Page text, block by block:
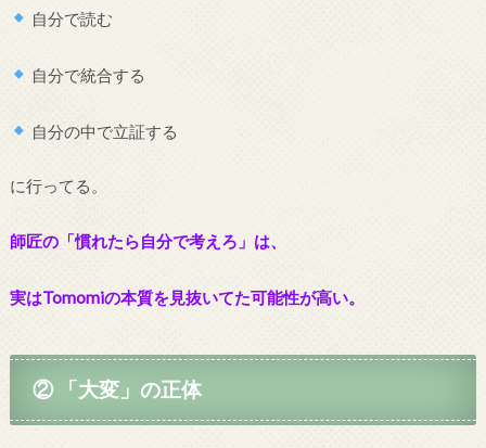
自分で読む
自分で統合する
自分の中で立証する
に行ってる。
師匠の「慣れたら自分で考えろ」は、
実はTomomiの本質を見抜いてた可能性が高い。
② 「大変」の正体